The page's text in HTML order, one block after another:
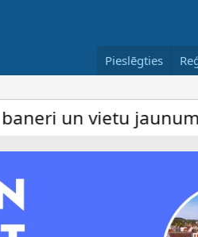
Pieslēgties
jaunumu